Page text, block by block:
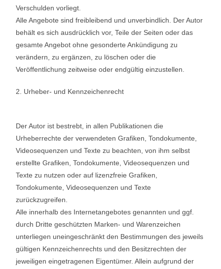
Verschulden vorliegt.
Alle Angebote sind freibleibend und unverbindlich. Der Autor
behält es sich ausdrücklich vor, Teile der Seiten oder das
gesamte Angebot ohne gesonderte Ankündigung zu
verändern, zu ergänzen, zu löschen oder die
Veröffentlichung zeitweise oder endgültig einzustellen.
2. Urheber- und Kennzeichenrecht
Der Autor ist bestrebt, in allen Publikationen die
Urheberrechte der verwendeten Grafiken, Tondokumente,
Videosequenzen und Texte zu beachten, von ihm selbst
erstellte Grafiken, Tondokumente, Videosequenzen und
Texte zu nutzen oder auf lizenzfreie Grafiken,
Tondokumente, Videosequenzen und Texte
zurückzugreifen.
Alle innerhalb des Internetangebotes genannten und ggf.
durch Dritte geschützten Marken- und Warenzeichen
unterliegen uneingeschränkt den Bestimmungen des jeweils
gültigen Kennzeichenrechts und den Besitzrechten der
jeweiligen eingetragenen Eigentümer. Allein aufgrund der